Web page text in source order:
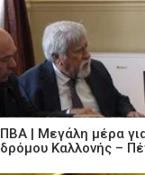
ΠΒΑ | Μεγάλη μέρα
δρόμου Καλλονής –